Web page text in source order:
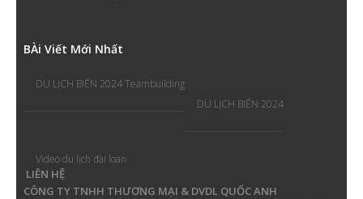
BÀi Viết Mới Nhất
DU LỊCH BIỂN 2024 Teambuilding
DU LỊCH BIỂN 2024
Video du lịch đài loan
LIÊN HỆ
CÔNG TY TNHH THƯƠNG MẠI & DVDL QUỐC ANH